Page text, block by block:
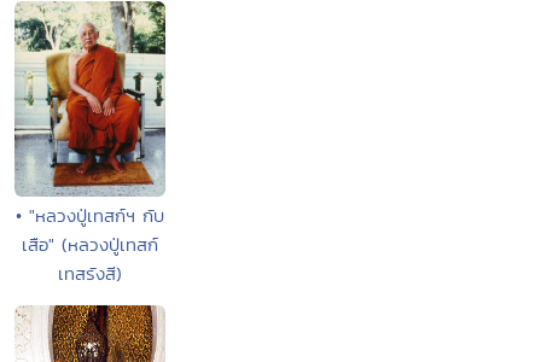
• "หลวงปู่เทสก์ฯ กับ
เสือ" (หลวงปู่เทสก์
เทสรังสี)